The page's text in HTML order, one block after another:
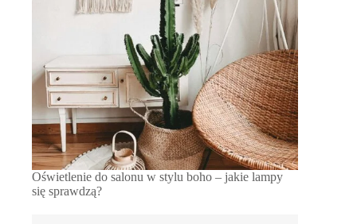
Oświetlenie do salonu w stylu boho – jakie lampy
się sprawdzą?